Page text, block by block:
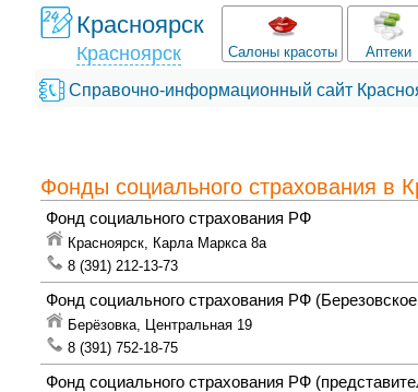
Красноярск
Красноярск Салоны красоты Аптеки
Справочно-информационный сайт
Фонды социального страхования в
Фонд социального страхования РФ
Красноярск, Карла Маркса 8а
8 (391) 212-13-73
Фонд социального страхования РФ
Берёзовка, Центральная 19
8 (391) 752-18-75
Фонд социального страхования РФ